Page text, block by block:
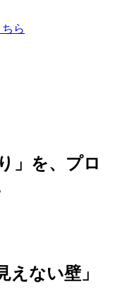
ら
」を、プロ
えない壁」